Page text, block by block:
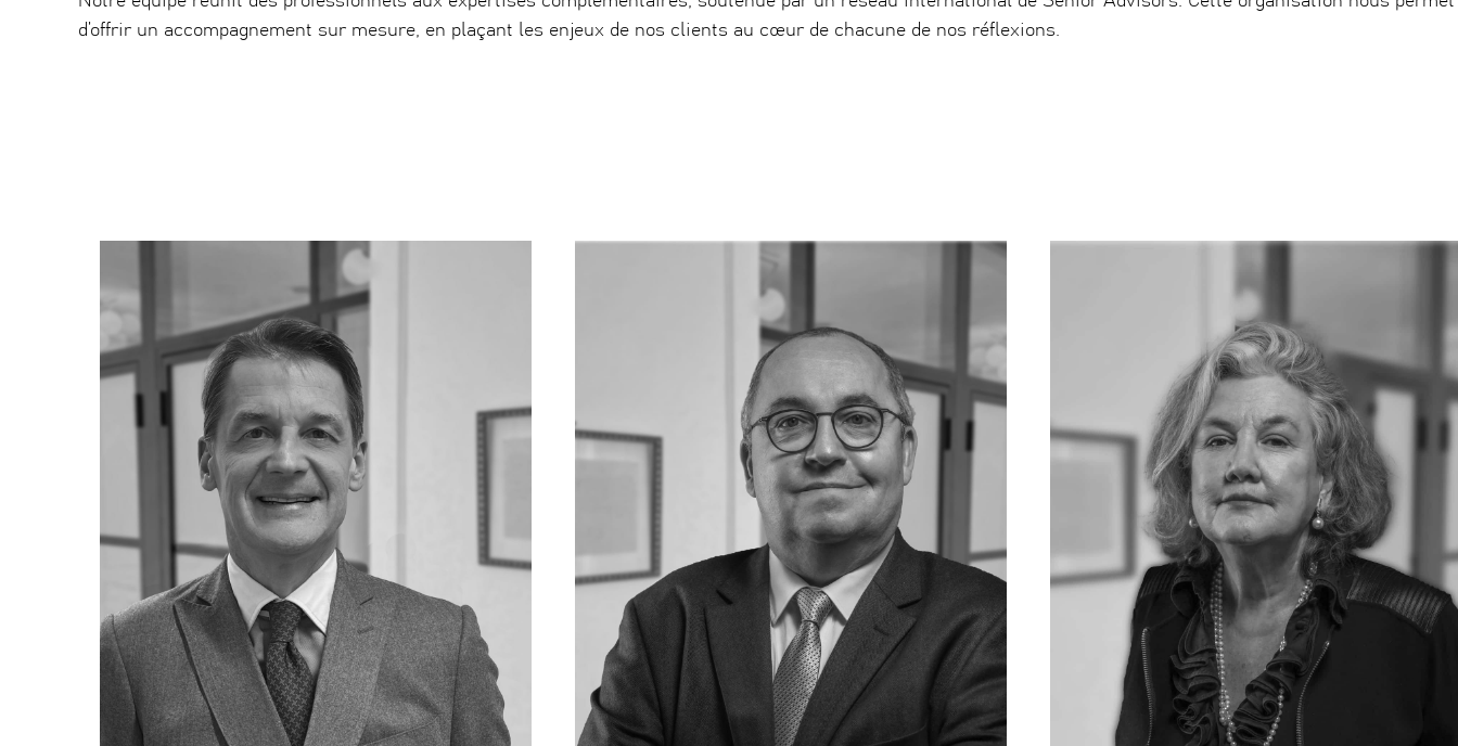
d’offrir un accompagnement sur mesure, en plaçant les enjeux de nos clients au cœur de chacune de nos réflexions.